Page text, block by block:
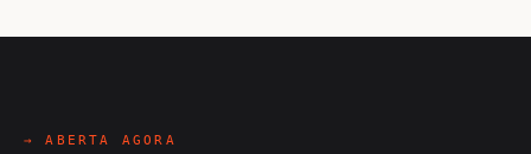
→ ABERTA AGORA